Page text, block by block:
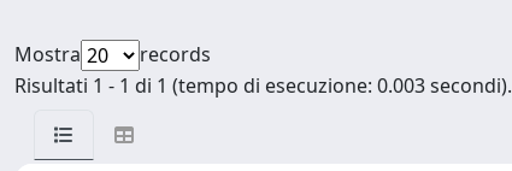
Mostra
records
Risultati 1 - 1 di 1 (tempo di esecuzione: 0.003 secondi).